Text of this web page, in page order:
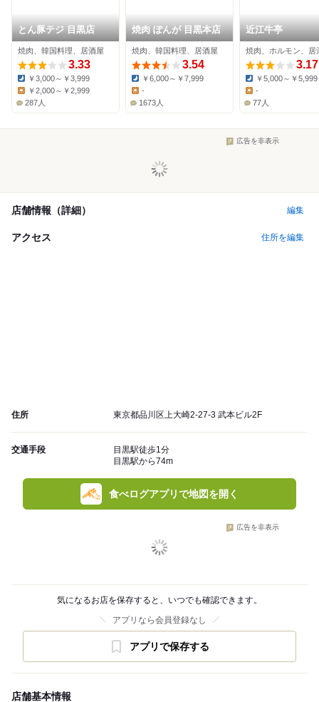
とん豚テジ 目黒店
焼肉、韓国料理、居酒屋
3.33
Dinner:
￥3,000～￥3,999
￥2,000～￥2,999
287人
焼肉 ぽんが 目黒本店
焼肉、韓国料理、居酒屋
3.54
Dinner:
￥6,000～￥7,999
-
1673人
近江牛亭
焼肉、ホルモン、居
3.17
Dinner:
￥5,000～￥5,999
Lunch:
-
77人
広告を非表示
店舗情報（詳細） 編集
アクセス 住所を編集
住所 東京都品川区上大崎2-27-3 武本ビル2F
交通手段
目黒駅徒歩1分
目黒駅から74m
食べログアプリで地図を開く
広告を非表示
気になるお店を保存すると、いつでも確認できます。
アプリなら会員登録なし
アプリで保存する
店舗基本情報